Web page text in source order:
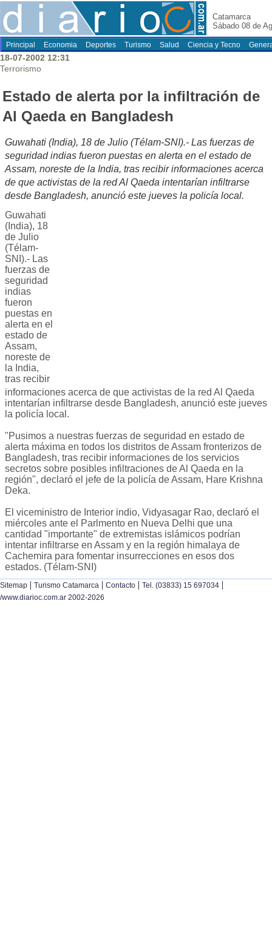
Catamarca
Sábado 08 de
Principal Economia Deportes Turismo Salud Ciencia y Tecno
18-07-2002 12:31
Terrorismo
Estado de alerta por la infiltración de
Al Qaeda en Bangladesh
Guwahati (India), 18 de Julio (Télam-SNI).- Las fuerzas de
seguridad indias fueron puestas en alerta en el estado de
Assam, noreste de la India, tras recibir informaciones acerca
de que activistas de la red Al Qaeda intentarían infiltrarse
desde Bangladesh, anunció este jueves la policía local.
Guwahati
(India), 18
de Julio
(Télam-
SNI).- Las
fuerzas de
seguridad
indias
fueron
puestas en
alerta en el
estado de
Assam,
noreste de
la India,
tras recibir
informaciones acerca de que activistas de la red Al Qaeda
intentarían infiltrarse desde Bangladesh, anunció este jueves
la policía local.
"Pusimos a nuestras fuerzas de seguridad en estado de
alerta máxima en todos los distritos de Assam fronterizos de
Bangladesh, tras recibir informaciones de los servicios
secretos sobre posibles infiltraciones de Al Qaeda en la
región", declaró el jefe de la policía de Assam, Hare Krishna
Deka.
El viceministro de Interior indio, Vidyasagar Rao, declaró el
miércoles ante el Parlmento en Nueva Delhi que una
cantidad "importante" de extremistas islámicos podrían
intentar infiltrarse en Assam y en la región himalaya de
Cachemira para fomentar insurrecciones en esos dos
estados. (Télam-SNI)
Sitemap | Turismo Catamarca | Contacto | Tel. (03833) 15 697034 |
/www.diarioc.com.ar 2002-2026